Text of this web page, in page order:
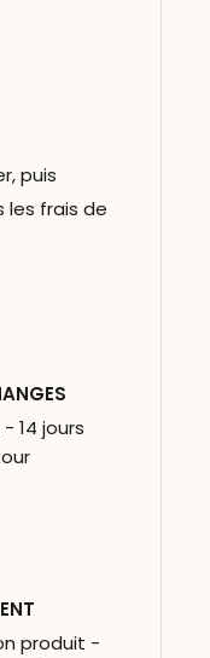
puis
les frais de
14 jours
produit -